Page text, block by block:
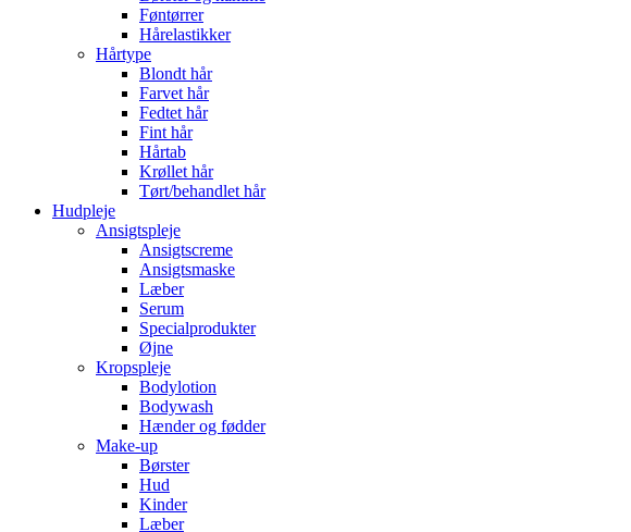
Føntørrer
Hårelastikker
Hårtype
Blondt hår
Farvet hår
Fedtet hår
Fint hår
Hårtab
Krøllet hår
Tørt/behandlet hår
Hudpleje
Ansigtspleje
Ansigtscreme
Ansigtsmaske
Læber
Serum
Specialprodukter
Øjne
Kropspleje
Bodylotion
Bodywash
Hænder og fødder
Make-up
Børster
Hud
Kinder
Læber